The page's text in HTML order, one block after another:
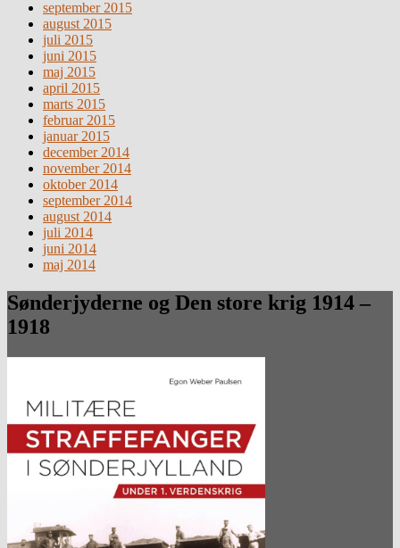
september 2015
august 2015
juli 2015
juni 2015
maj 2015
april 2015
marts 2015
februar 2015
januar 2015
december 2014
november 2014
oktober 2014
september 2014
august 2014
juli 2014
juni 2014
maj 2014
Sønderjyderne og Den store krig 1914 –
1918